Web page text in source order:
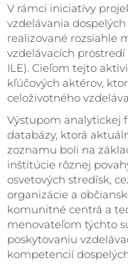
V rámci iniciatívy
vzdelávania
realizované rozsiahle
vzdelávacích
ILE). Cieľom tejto
kľúčových aktérov,
celoživotného
Výstupom analytickej
databázy, ktorá
zoznamu boli na
inštitúcie rôznej
osvetových stredísk,
organizácie a
komunitné centrá a
menovateľom týchto
poskytovaniu
kompetencií